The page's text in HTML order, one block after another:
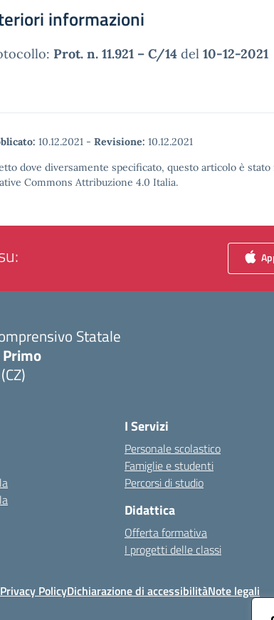
informazioni
Prot. n. 11.921 – C/14 del 10-12-2021
10.12.2021 - Revisione: 10.12.2021
dove diversamente specificato, questo articolo è
Commons Attribuzione 4.0 Italia.
Statale
I Servizi
Personale scolastico
Famiglie e studenti
Percorsi di studio
Didattica
Offerta formativa
I progetti delle classi
Privacy PolicyDichiarazione di accessibilitàNote legali